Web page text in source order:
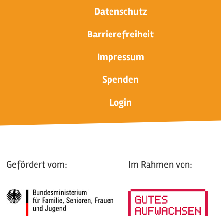
Datenschutz
Barrierefreiheit
Impressum
Spenden
Login
Gefördert vom: Im Rahmen von: